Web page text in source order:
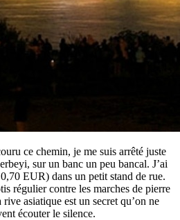
ce chemin, je me suis arrêté juste
sur un banc un peu bancal. J’ai
EUR) dans un petit stand de rue.
régulier contre les marches de pierre
asiatique est un secret qu’on ne
écouter le silence.